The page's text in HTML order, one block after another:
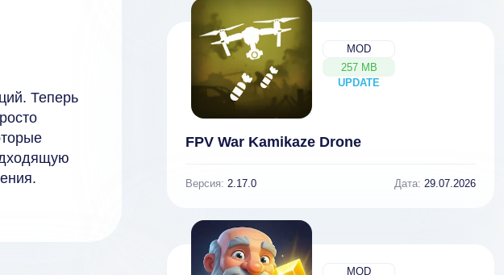
Теперь
MOD
257 MB
UPDATE
NEW
FPV War Kamikaze Drone
Версия: 2.17.0 Дата: 29.07.2026
MOD